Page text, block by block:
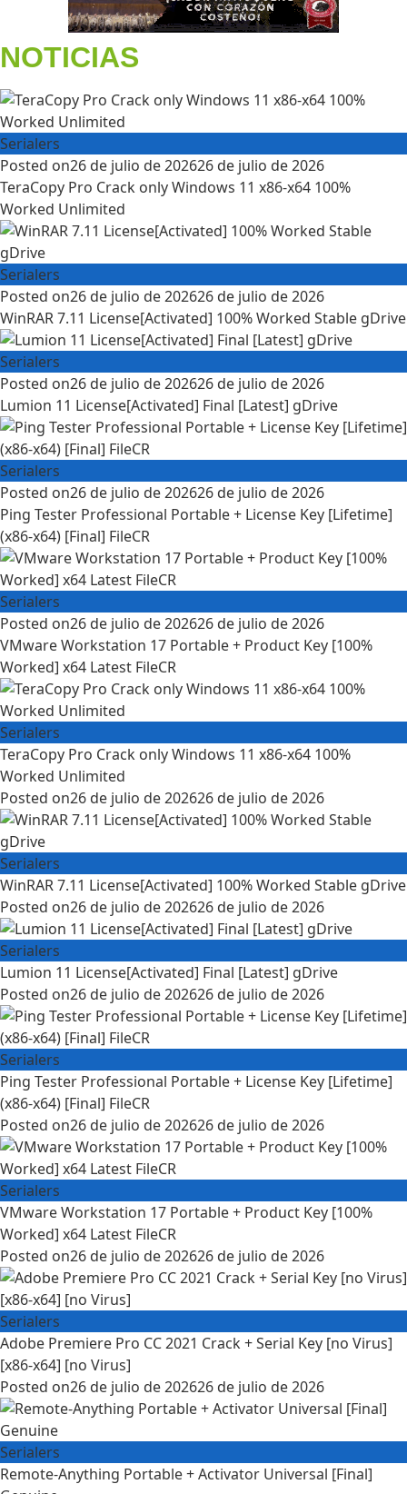
NOTICIAS
Serialers
Posted on26 de julio de 202626 de julio de 2026
TeraCopy Pro Crack only Windows 11 x86-x64 100%
Worked Unlimited
Serialers
Posted on26 de julio de 202626 de julio de 2026
WinRAR 7.11 License[Activated] 100% Worked Stable gDrive
Serialers
Posted on26 de julio de 202626 de julio de 2026
Lumion 11 License[Activated] Final [Latest] gDrive
Serialers
Posted on26 de julio de 202626 de julio de 2026
Ping Tester Professional Portable + License Key [Lifetime]
(x86-x64) [Final] FileCR
Serialers
Posted on26 de julio de 202626 de julio de 2026
VMware Workstation 17 Portable + Product Key [100%
Worked] x64 Latest FileCR
Serialers
TeraCopy Pro Crack only Windows 11 x86-x64 100%
Worked Unlimited
Posted on26 de julio de 202626 de julio de 2026
Serialers
WinRAR 7.11 License[Activated] 100% Worked Stable gDrive
Posted on26 de julio de 202626 de julio de 2026
Serialers
Lumion 11 License[Activated] Final [Latest] gDrive
Posted on26 de julio de 202626 de julio de 2026
Serialers
Ping Tester Professional Portable + License Key [Lifetime]
(x86-x64) [Final] FileCR
Posted on26 de julio de 202626 de julio de 2026
Serialers
VMware Workstation 17 Portable + Product Key [100%
Worked] x64 Latest FileCR
Posted on26 de julio de 202626 de julio de 2026
Serialers
Adobe Premiere Pro CC 2021 Crack + Serial Key [no Virus]
[x86-x64] [no Virus]
Posted on26 de julio de 202626 de julio de 2026
Serialers
Remote-Anything Portable + Activator Universal [Final]